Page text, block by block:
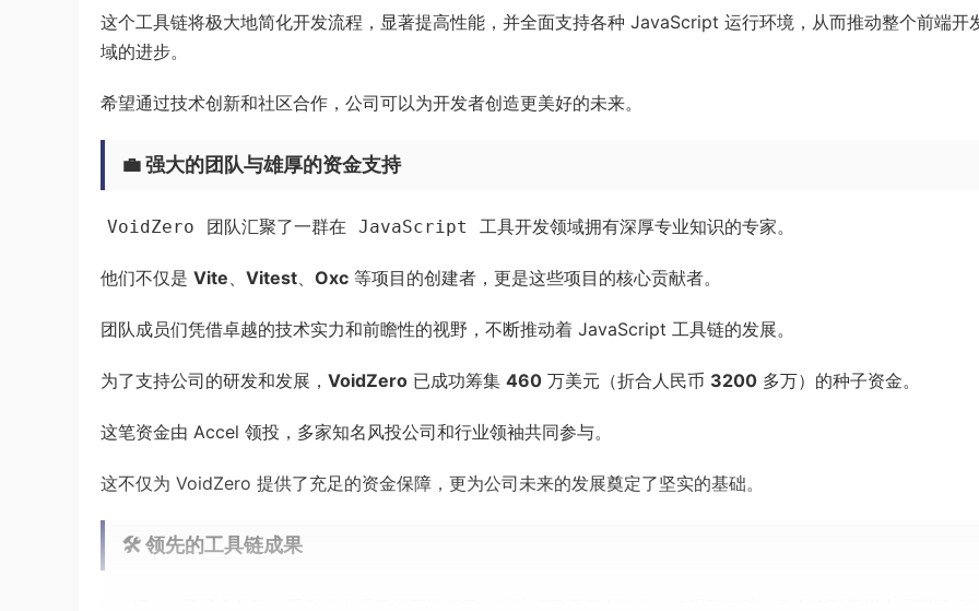
这个工具链将极大地简化开发流程，显著提高性能，并全面支持各种 JavaScript 运行环境，从而推动整个前端开
域的进步。
希望通过技术创新和社区合作，公司可以为开发者创造更美好的未来。
💼 强大的团队与雄厚的资金支持
VoidZero 团队汇聚了一群在 JavaScript 工具开发领域拥有深厚专业知识的专家。
他们不仅是 Vite、 Vitest、 Oxc 等项目的创建者，更是这些项目的核心贡献者。
团队成员们凭借卓越的技术实力和前瞻性的视野，不断推动着 JavaScript 工具链的发展。
为了支持公司的研发和发展， VoidZero 已成功筹集 460 万美元（折合人民币 3200 多万）的种子资金。
这笔资金由 Accel 领投，多家知名风投公司和行业领袖共同参与。
这不仅为 VoidZero 提供了充足的资金保障，更为公司未来的发展奠定了坚实的基础。
🛠️ 领先的工具链成果